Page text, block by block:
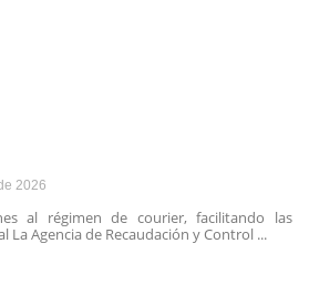
2026
al régimen de courier, facilitando las
La Agencia de Recaudación y Control ...